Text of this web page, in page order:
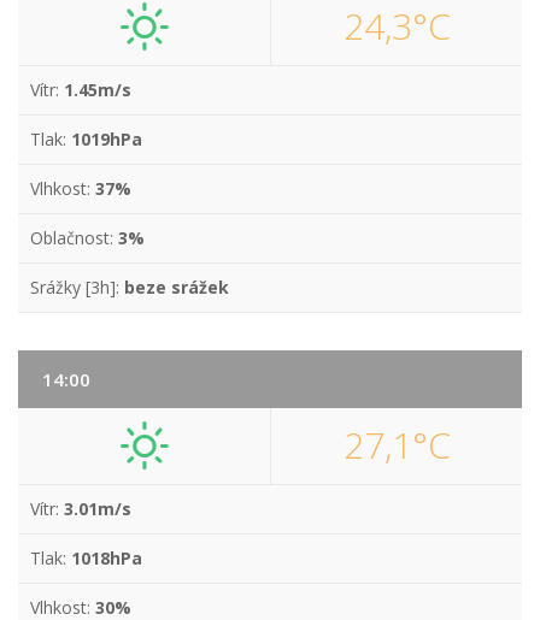
24,3°C
Vítr: 1.45m/s
Tlak: 1019hPa
Vlhkost: 37%
Oblačnost: 3%
Srážky [3h]: beze srážek
14:00
27,1°C
Vítr: 3.01m/s
Tlak: 1018hPa
Vlhkost: 30%